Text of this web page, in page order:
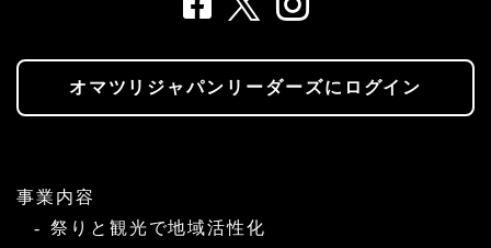
オマツリジャパンリーダーズにログイン
事業内容
祭りと観光で地域活性化